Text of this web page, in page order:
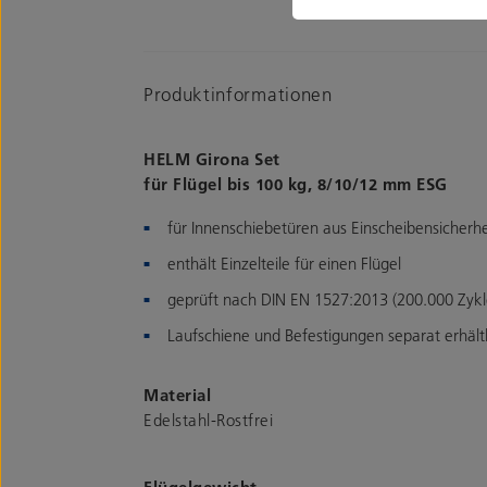
Produktinformationen
HELM Girona Set
für Flügel bis 100 kg, 8/10/12 mm ESG
für Innenschiebetüren aus
enthält Einzelteile für einen Flügel
geprüft nach DIN EN 1527:2013 (200.000
Laufschiene und Befestigungen separat
Material
Edelstahl-Rostfrei